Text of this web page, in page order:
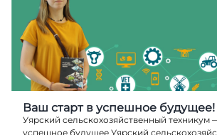
Ваш старт в успешное будущее!
Уярский сельскохозяйственный техникум
успешное будущее Уярский